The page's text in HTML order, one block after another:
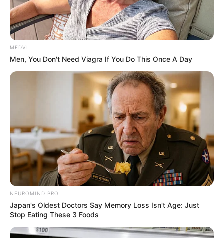
Mysterious Roman Statue Unearthed In Toledo
Is The Movie "Danish Girl" A True Story?